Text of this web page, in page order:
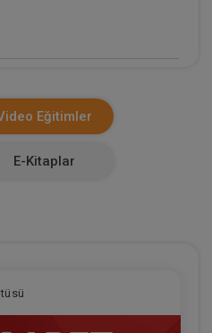
Eğitimler
E-Kitaplar